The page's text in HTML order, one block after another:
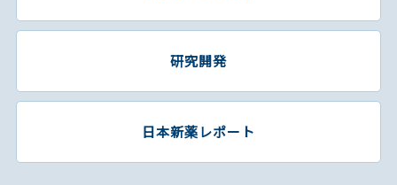
研究開発
日本新薬レポート